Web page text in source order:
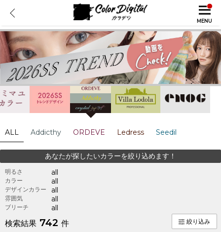
MENU
ALL Addicthy ORDEVE Ledress Seedil
あなたが探したいカラーを絞り込めます！
明るさ all
カラー all
デザインカラー all
雰囲気 all
ブリーチ all
検索結果 742 件 絞り込み